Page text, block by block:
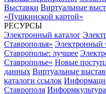
Выставки Виртуальные
«Пушкинской картой»
РЕСУРСЫ
Электронный каталог
Ставрополья» Электронный
Ставрополье: лучшее
Ставрополье» Новые
данных Виртуальные
каталоги ссылок
Ставрополя Информкультура